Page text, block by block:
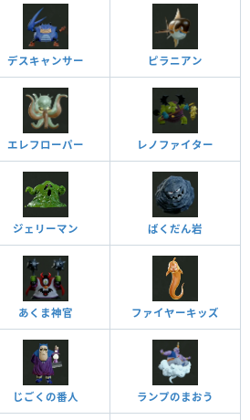
デスキャンサー ピラニアン
エレフローパー レノファイター
ジェリーマン ばくだん岩
あくま神官 ファイヤーキッズ
じごくの番人 ランプのまおう